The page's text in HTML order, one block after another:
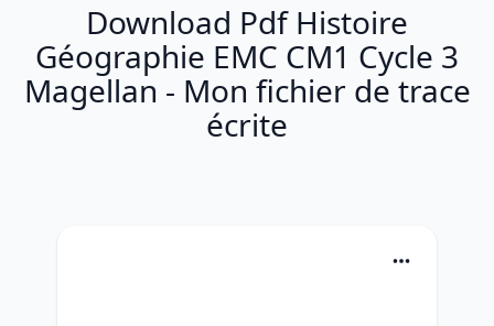
Download Pdf Histoire
Géographie EMC CM1 Cycle 3
Magellan - Mon fichier de trace
écrite